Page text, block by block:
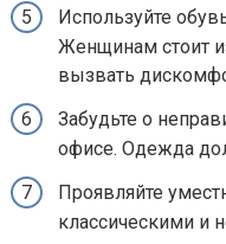
Используйте
Женщинам стоит
вызвать
Забудьте о
офисе. Одежда
Проявляйте
классическими и